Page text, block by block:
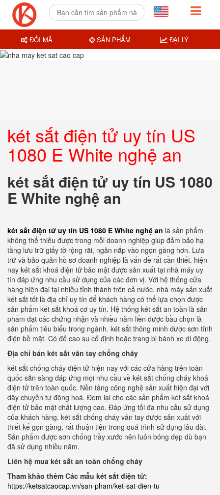
két sắt điện tử uy tín US
1080 E White nghệ an
két sắt điện tử uy tín US 1080
E White nghệ an
két sắt điện tử uy tín US 1080 E White nghệ an là sản phẩm
không thể thiếu được trong mỗi doanh nghiệp giúp đảm bảo hạ
tầng lưu trữ giấy tờ rộng rãi, ngăn nắp vào ngọn gàng hơn. Lưa
trữ và bảo quản hồ sơ doanh nghiệp là vấn đề rất cần thiết. hiện
nay két sắt khoá điện tử bảo mật được sản xuất tại nhà máy uy
tín đáp ứng nhu cầu sử dụng của các đơn vị. Với hệ thống cửa
hàng hiện đại tại nhiều tỉnh thành trên cả nước. nhà máy sản xuất
két sắt tốt là địa chỉ uy tín để khách hàng có thể lựa chọn được
sản phẩm két sắt khoá cơ uy tín. Hệ thống két sắt an toàn là sản
phẩm đạt các chứng nhận và nhiều năm liền được bầu chọn là
sản phẩm tiêu biểu trong ngành. két sắt thông minh được sơn tĩnh
điện bề mặt. Có đế cao su cố định hoặc trang bị bánh xe di động.
Địa chỉ bán két sắt vân tay chống cháy
két sắt chống cháy điện tử hiện nay với các cửa hàng trên toàn
quốc sẵn sàng đáp ứng mọi nhu cầu về két sắt chống cháy khoá
điện tử trên toàn quốc. Nền tảng công nghệ sản xuất hiện đại với
dây chuyền tự động hoá. Đem lại cho các sản phẩm két sắt khoá
điện tử bảo mật chất lượng cao. Đáp ứng tối đa nhu cầu sử dụng
của khách hàng. két sắt chống cháy vân tay được sản xuất với
thiết kế gọn gàng, rất thuận tiện trong quá trình sử dụng lâu dài.
Sản phẩm được sơn chống trầy xước nên luôn bóng đẹp dù bạn
đã sử dụng nhiều năm.
Liên hệ mua két sắt an toàn chống cháy
Tham khảo thêm Các mẫu két sắt điện tử:
https://ketsatcaocap.vn/san-pham/ket-sat-dien-tu
ĐỔI MÃ SẢN PHẨM ĐẠI LÝ